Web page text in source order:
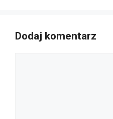
Dodaj komentarz